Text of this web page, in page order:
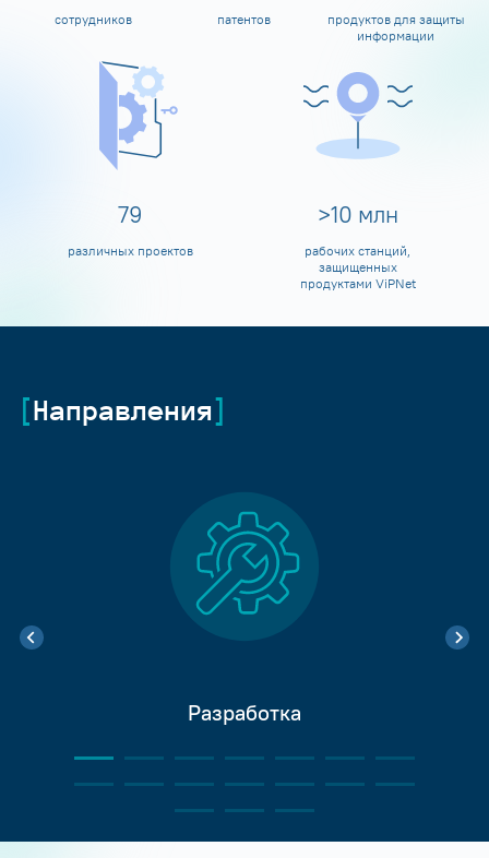
сотрудников патентов
продуктов для защиты
информации
80
различных проектов
>10 млн
рабочих станций,
защищенных
продуктами ViPNet
Направления
Разработка